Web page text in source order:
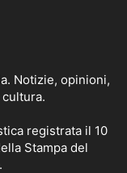
Notizie, opinioni,
registrata il 10
Stampa del